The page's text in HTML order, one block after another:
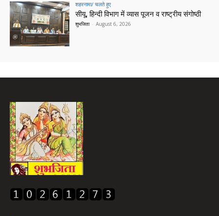
शहरनामा/ चलते हुए
सीयू, हिन्दी विभाग में व्यास पूजन व राष्ट्रीय संगोष्ठी
शुभजिता - August 6, 2026